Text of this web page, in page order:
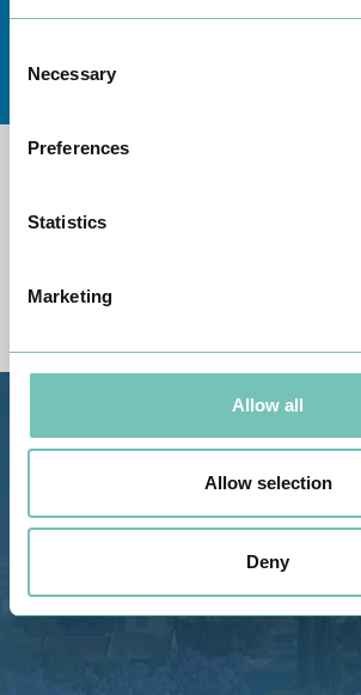
Selection
Necessary
Preferences
Statistics
Marketing
Allow all
Allow selection
Deny
Estrada de Alvor, Sítio Cruz
Bota, 8500-322 Alvor -
Telefone: 282 420 400
Email: info@grupohpa.com